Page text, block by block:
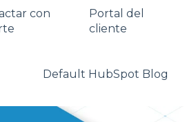
de Mostrar submenú de
con
Portal del
cliente
Default HubSpot Blog